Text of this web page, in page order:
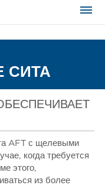
СИТА
AFT с щелевыми
когда требуется
этого,
из более